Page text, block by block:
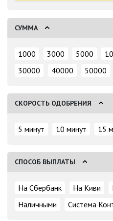
СУММА
1000 3000 5000
30000
40000 50000
СКОРОСТЬ ОДОБРЕНИЯ
5 минут 10 минут 15
СПОСОБ ВЫПЛАТЫ
На Сбербанк На Киви
Наличными
Система